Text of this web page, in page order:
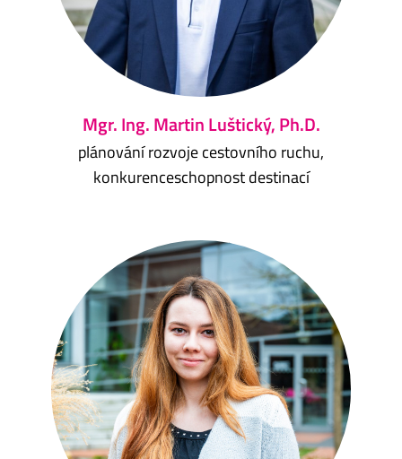
Mgr. Ing. Martin Luštický, Ph.D.
plánování rozvoje cestovního ruchu,
konkurenceschopnost destinací